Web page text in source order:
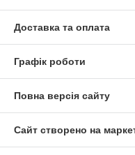
Доставка та оплата
Графік роботи
Повна версія сайту
Сайт створено на